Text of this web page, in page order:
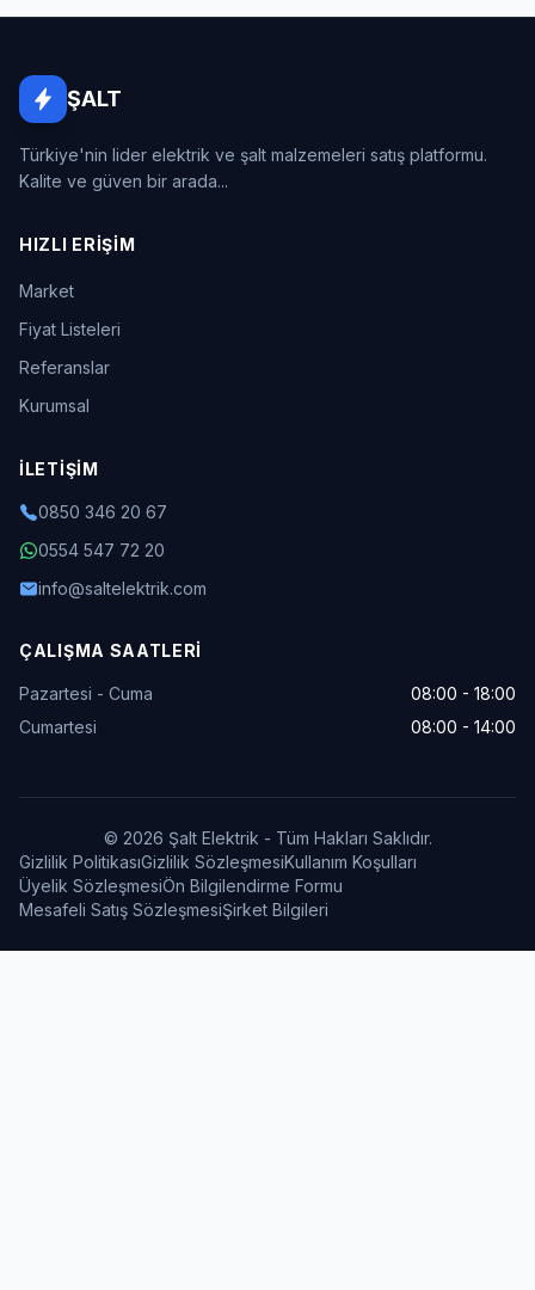
ŞALT
Türkiye'nin lider elektrik ve şalt malzemeleri satış platformu.
Kalite ve güven bir arada...
HIZLI ERIŞIM
Market
Fiyat Listeleri
Referanslar
Kurumsal
İLETIŞIM
0850 346 20 67
0554 547 72 20
info@saltelektrik.com
ÇALIŞMA SAATLERI
Pazartesi - Cuma
08:00 - 18:00
Cumartesi
08:00 - 14:00
© 2026 Şalt Elektrik - Tüm Hakları Saklıdır.
Gizlilik PolitikasıGizlilik SözleşmesiKullanım Koşulları
Üyelik SözleşmesiÖn Bilgilendirme Formu
Mesafeli Satış SözleşmesiŞirket Bilgileri